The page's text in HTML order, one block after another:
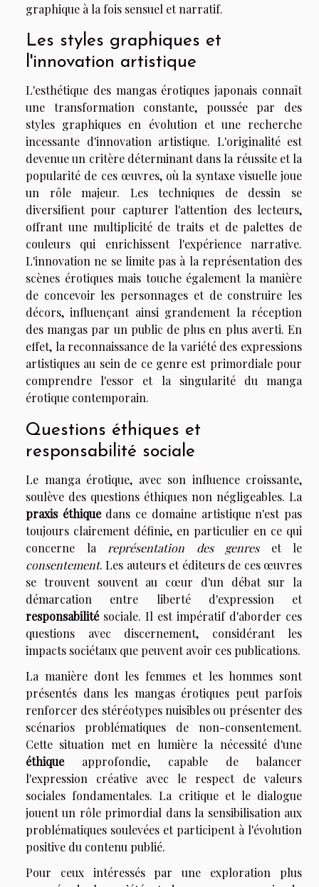
graphique à la fois sensuel et narratif.
Les styles graphiques et
l'innovation artistique
L'esthétique des mangas érotiques japonais connaît
une transformation constante, poussée par des
styles graphiques en évolution et une recherche
incessante d'innovation artistique. L'originalité est
devenue un critère déterminant dans la réussite et la
popularité de ces œuvres, où la syntaxe visuelle joue
un rôle majeur. Les techniques de dessin se
diversifient pour capturer l'attention des lecteurs,
offrant une multiplicité de traits et de palettes de
couleurs qui enrichissent l'expérience narrative.
L'innovation ne se limite pas à la représentation des
scènes érotiques mais touche également la manière
de concevoir les personnages et de construire les
décors, influençant ainsi grandement la réception
des mangas par un public de plus en plus averti. En
effet, la reconnaissance de la variété des expressions
artistiques au sein de ce genre est primordiale pour
comprendre l'essor et la singularité du manga
érotique contemporain.
Questions éthiques et
responsabilité sociale
Le manga érotique, avec son influence croissante,
soulève des questions éthiques non négligeables. La
praxis éthiquedans ce domaine artistique n'est pas
toujours clairement définie, en particulier en ce qui
concerne la représentation des genreset le
consentement. Les auteurs et éditeurs de ces œuvres
se trouvent souvent au cœur d'un débat sur la
démarcation entre liberté d'expression et
responsabilitésociale. Il est impératif d'aborder ces
questions avec discernement, considérant les
impacts sociétaux que peuvent avoir ces publications.
La manière dont les femmes et les hommes sont
présentés dans les mangas érotiques peut parfois
renforcer des stéréotypes nuisibles ou présenter des
scénarios problématiques de non-consentement.
Cette situation met en lumière la nécessité d'une
éthiqueapprofondie, capable de balancer
l'expression créative avec le respect de valeurs
sociales fondamentales. La critique et le dialogue
jouent un rôle primordial dans la sensibilisation aux
problématiques soulevées et participent à l'évolution
positive du contenu publié.
Pour ceux intéressés par une exploration plus